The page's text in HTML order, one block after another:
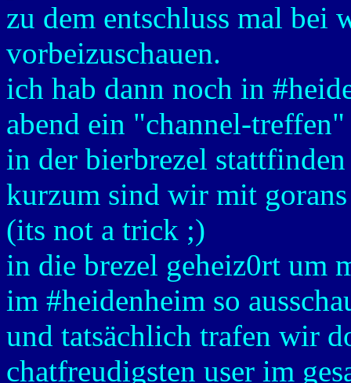
zu dem entschluss mal bei
vorbeizuschauen.
ich hab dann noch in
abend ein "channel-treffen"
in der bierbrezel
kurzum sind wir mit
(its not a trick ;)
in die brezel geheiz0rt um
im #heidenheim so
und tatsächlich trafen wir
chatfreudigsten user im